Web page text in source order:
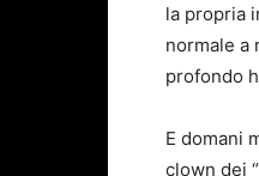
la propria
normale a
profondo
E domani
clown dei